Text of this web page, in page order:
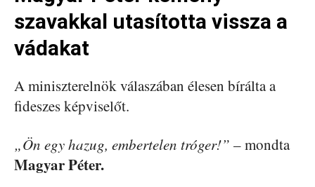
szavakkal utasította vissza a
vádakat
A miniszterelnök válaszában élesen bírálta a
fideszes képviselőt.
„Ön egy hazug, embertelen tróger!” – mondta
Magyar Péter.